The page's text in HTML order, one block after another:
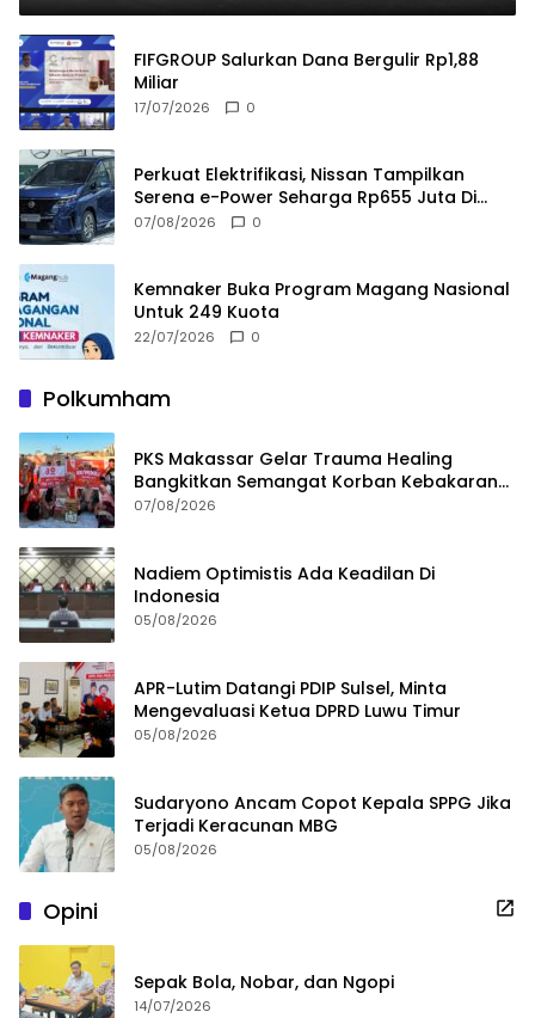
FIFGROUP Salurkan Dana Bergulir Rp1,88
Miliar
17/07/2026 0
Perkuat Elektrifikasi, Nissan Tampilkan
Serena e-Power Seharga Rp655 Juta Di
GIIAS 2026
07/08/2026 0
Kemnaker Buka Program Magang Nasional
Untuk 249 Kuota
22/07/2026 0
Polkumham
PKS Makassar Gelar Trauma Healing
Bangkitkan Semangat Korban Kebakaran
Tallo
07/08/2026
Nadiem Optimistis Ada Keadilan Di
Indonesia
05/08/2026
APR-Lutim Datangi PDIP Sulsel, Minta
Mengevaluasi Ketua DPRD Luwu Timur
05/08/2026
Sudaryono Ancam Copot Kepala SPPG Jika
Terjadi Keracunan MBG
05/08/2026
Opini
Sepak Bola, Nobar, dan Ngopi
14/07/2026